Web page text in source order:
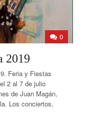
0
2019
Feria y Fiestas
2 al 7 de julio
de Juan Magán,
Los conciertos,